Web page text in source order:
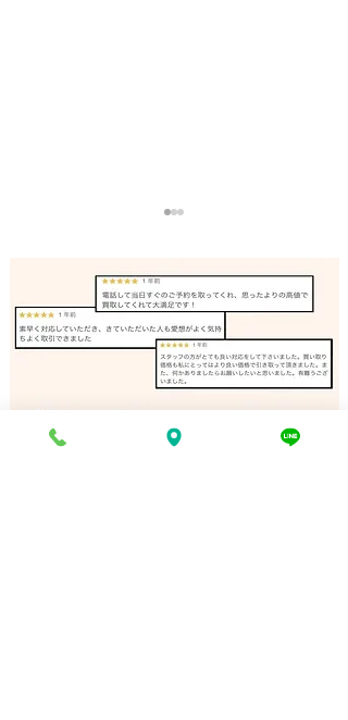
ロードバイクパーツ 出張
買取 神戸｜姫路の買取専